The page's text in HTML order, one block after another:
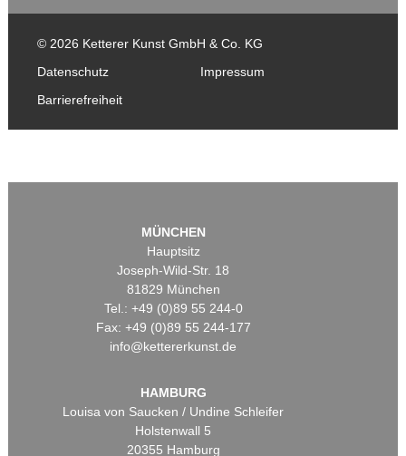
© 2026 Ketterer Kunst GmbH & Co. KG
Datenschutz
Impressum
Barrierefreiheit
MÜNCHEN
Hauptsitz
Joseph-Wild-Str. 18
81829 München
Tel.: +49 (0)89 55 244-0
Fax: +49 (0)89 55 244-177
info@kettererkunst.de
HAMBURG
Louisa von Saucken / Undine Schleifer
Holstenwall 5
20355 Hamburg